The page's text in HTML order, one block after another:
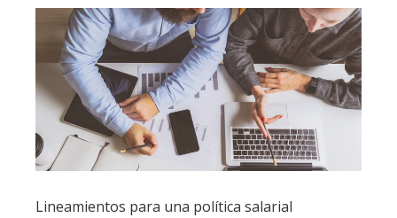
Lineamientos para una política salarial